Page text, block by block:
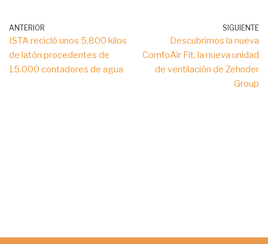
ANTERIOR
ISTA recicló unos 5.800 kilos
de latón procedentes de
15.000 contadores de agua
SIGUIENTE
Descubrimos la nueva
ComfoAir Fit, la nueva unidad
de ventilación de Zehnder
Group